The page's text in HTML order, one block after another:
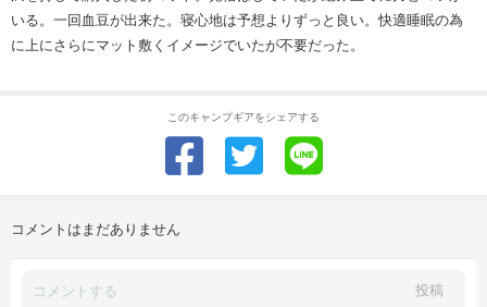
いる。一回血豆が出来た。寝心地は予想よりずっと良い。快適睡眠の為
に上にさらにマット敷くイメージでいたが不要だった。
このキャンプギアをシェアする
コメントはまだありません
投稿